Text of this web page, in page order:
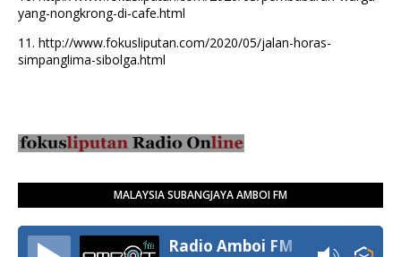
yang-nongkrong-di-cafe.html
11. http://www.fokusliputan.com/2020/05/jalan-horas-
simpanglima-sibolga.html
MALAYSIA SUBANGJAYA AMBOI FM
Radio Amboi FM